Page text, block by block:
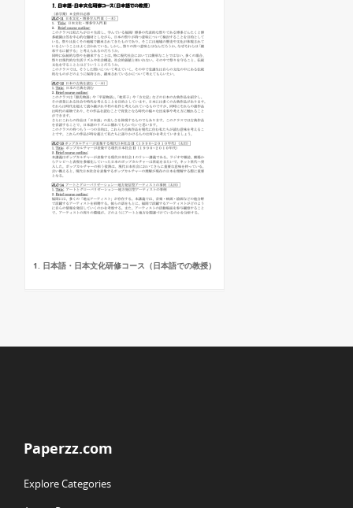
1. 日本語・日本文化研修コース（日本語での教授）
Paperzz.com
Explore Categories